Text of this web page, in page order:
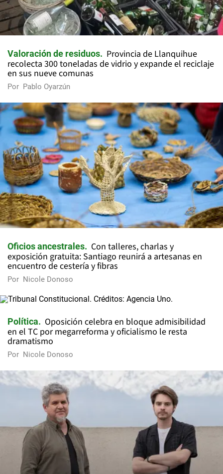
Valoración de residuos
Provincia de Llanquihue
recolecta 300 toneladas de vidrio y expande el reciclaje
en sus nueve comunas
Por Pablo Oyarzún
Oficios ancestrales
Con talleres, charlas y
exposición gratuita: Santiago reunirá a artesanas en
encuentro de cestería y fibras
Por Nicole Donoso
Política
Oposición celebra en bloque admisibilidad
en el TC por megarreforma y oficialismo le resta
dramatismo
Por Nicole Donoso